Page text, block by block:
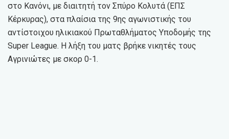
στο Κανόνι, με διαιτητή τον Σπύρο Κολυτά (ΕΠΣ
Κέρκυρας), στα πλαίσια της 9ης αγωνιστικής του
αντίστοιχου ηλικιακού Πρωταθλήματος Υποδομής της
Super League. Η λήξη του ματς βρήκε νικητές τους
Αγρινιώτες με σκορ 0-1.